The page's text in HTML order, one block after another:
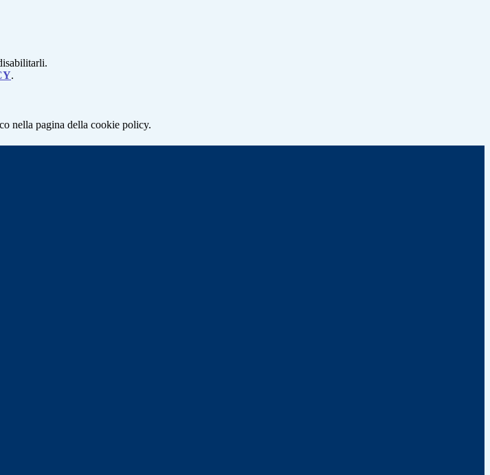
.
nella pagina della cookie policy.